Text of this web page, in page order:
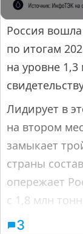
Россия
по итогам
на уровне
Лидирует в
на втором
замыкает
страны
опережает
с 1,8 млн
3